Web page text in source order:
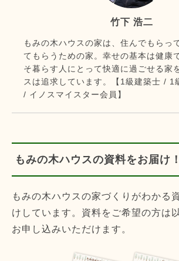
竹下 浩二
もみの木ハウスの家は、住んでもらっ
てもらうための家。幸せの基本は健康
そ暮らす人にとって快適に過ごせる家
スは追求しています。【1級建築士 / 1
/ イノスマイスター会員】
もみの木ハウスの資料をお届け！
もみの木ハウスの家づくりがわかる
けしています。資料をご希望の方は
お申し込みいただけます。